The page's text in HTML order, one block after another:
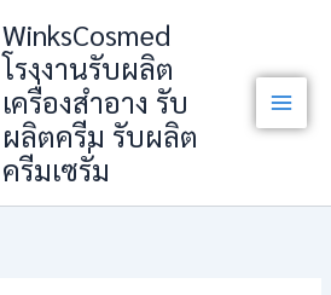
WinksCosmed
โรงงานรับผลิต
เครื่องสำอาง รับ
ผลิตครีม รับผลิต
ครีมเซรั่ม